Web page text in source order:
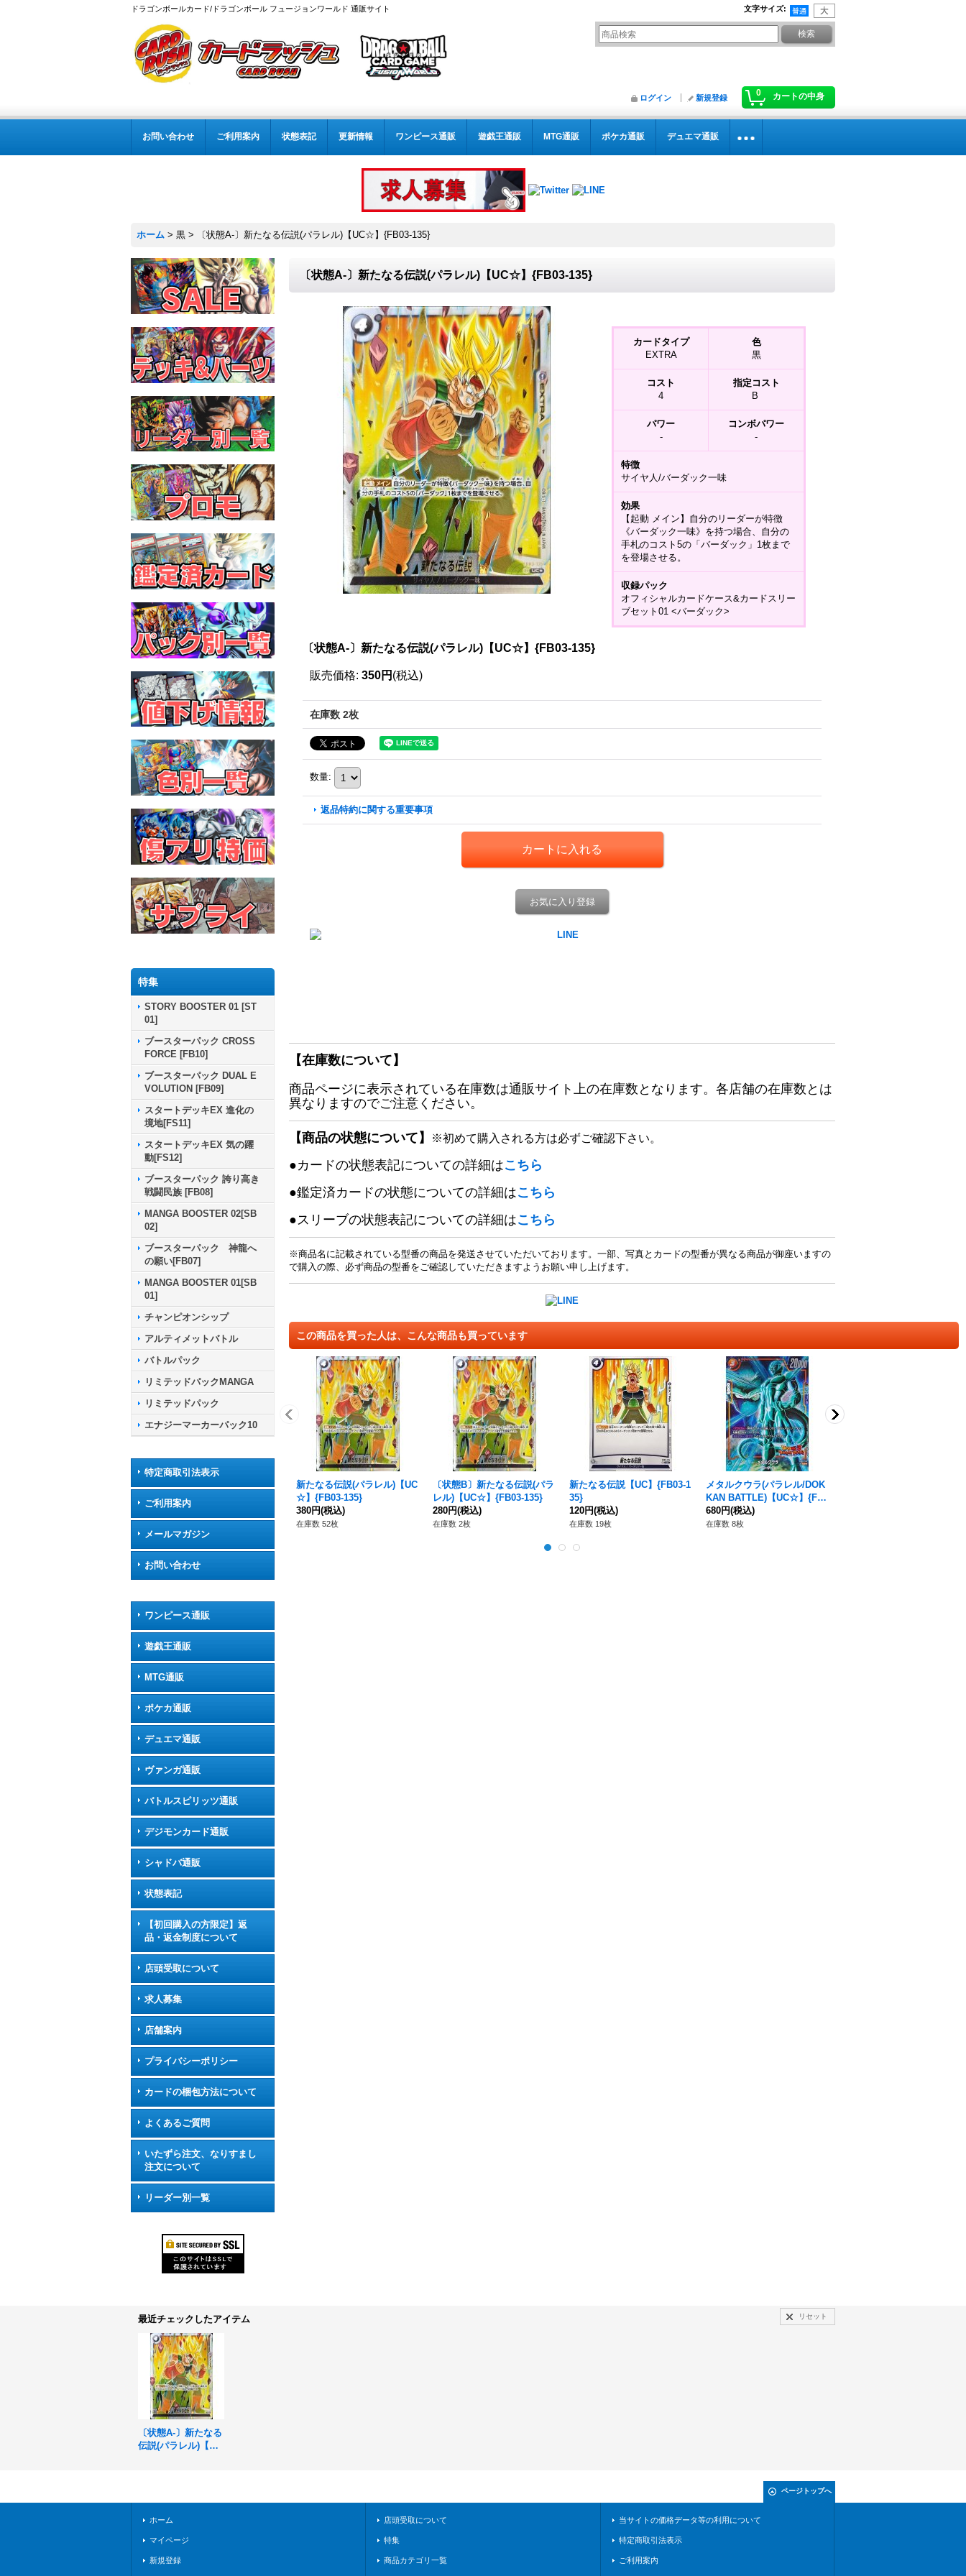
ドラゴンボールカード/ドラゴンボール フュージョンワールド 通販サイト 文字サイズ:
0 カートの中身
ログイン 新規登録
お問い合わせ ご利用案内 状態表記 更新情報 ワンピース通販 遊戯王通販 MTG通販 ポケカ通販 デュエマ通販
ホーム > 黒 > 〔状態A-〕新たなる伝説(パラレル)【UC☆】{FB03-135}
特集
STORY BOOSTER 01 [ST
01]
ブースターパック CROSS
FORCE [FB10]
ブースターパック DUAL E
VOLUTION [FB09]
スタートデッキEX 進化の
境地[FS11]
スタートデッキEX 気の躍
動[FS12]
ブースターパック 誇り高き
戦闘民族 [FB08]
MANGA BOOSTER 02[SB
02]
ブースターパック 神龍へ
の願い[FB07]
MANGA BOOSTER 01[SB
01]
チャンピオンシップ
アルティメットバトル
バトルパック
リミテッドパックMANGA
リミテッドパック
エナジーマーカーパック10
特定商取引法表示
ご利用案内
メールマガジン
お問い合わせ
ワンピース通販
遊戯王通販
MTG通販
ポケカ通販
デュエマ通販
ヴァンガ通販
バトルスピリッツ通販
デジモンカード通販
シャドバ通販
状態表記
【初回購入の方限定】返
品・返金制度について
店頭受取について
求人募集
店舗案内
プライバシーポリシー
カードの梱包方法について
よくあるご質問
いたずら注文、なりすまし
注文について
リーダー別一覧
〔状態A-〕新たなる伝説(パラレル)【UC☆】{FB03-135}
カードタイプ
EXTRA
色
黒
コスト
4
指定コスト
B
パワー
-
コンボパワー
-
特徴
サイヤ人/バーダック一味
効果
【起動 メイン】自分のリーダーが特徴
《バーダック一味》を持つ場合、自分の
手札のコスト5の「バーダック」1枚まで
を登場させる。
収録パック
オフィシャルカードケース&カードスリー
ブセット01 <バーダック>
〔状態A-〕新たなる伝説(パラレル)【UC☆】{FB03-135}
販売価格: 350円 (税込)
在庫数 2枚
数量:
返品特約に関する重要事項
お気に入り登録
【在庫数について】
商品ページに表示されている在庫数は通販サイト上の在庫数となります。各店舗の在庫数とは
異なりますのでご注意ください。
【商品の状態について】 ※初めて購入される方は必ずご確認下さい。
●カードの状態表記についての詳細はこちら
●鑑定済カードの状態についての詳細はこちら
●スリーブの状態表記についての詳細はこちら
※商品名に記載されている型番の商品を発送させていただいております。一部、写真とカードの型番が異なる商品が御座いますの
で購入の際、必ず商品の型番をご確認していただきますようお願い申し上げます。
この商品を買った人は、こんな商品も買っています
新たなる伝説(パラレル)【UC
☆】{FB03-135}
380円(税込)
在庫数 52枚
〔状態B〕新たなる伝説(パラ
レル)【UC☆】{FB03-135}
280円(税込)
在庫数 2枚
新たなる伝説【UC】{FB03-1
35}
120円(税込)
在庫数 19枚
メタルクウラ(パラレル/DOK
KAN BATTLE)【UC☆】{FB
02-135[FB05]}
680円(税込)
在庫数 8枚
最近チェックしたアイテム リセット
〔状態A-〕新たなる
伝説(パラレル)【UC
ページトップへ
ホーム
マイページ
新規登録
店頭受取について
特集
商品カテゴリ一覧
当サイトの価格データ等の利用について
特定商取引法表示
ご利用案内